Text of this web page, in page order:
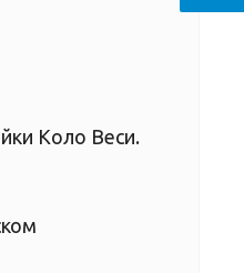
Коло Веси.